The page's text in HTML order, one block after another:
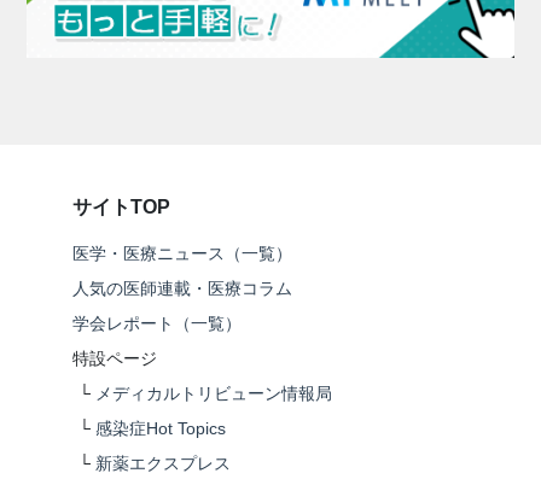
サイトTOP
医学・医療ニュース（一覧）
人気の医師連載・医療コラム
学会レポート（一覧）
特設ページ
└ メディカルトリビューン情報局
└ 感染症Hot Topics
└ 新薬エクスプレス